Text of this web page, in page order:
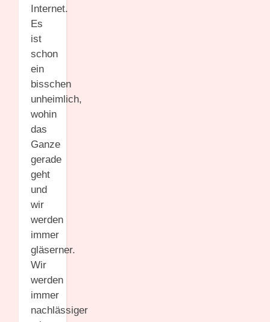
Internet.
Es
ist
schon
ein
bisschen
unheimlich,
wohin
das
Ganze
gerade
geht
und
wir
werden
immer
gläserner.
Wir
werden
immer
nachlässiger